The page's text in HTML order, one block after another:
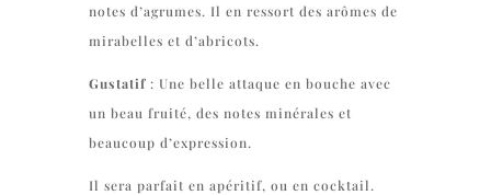
notes d’agrumes. Il en ressort des arômes de
mirabelles et d’abricots.
Gustatif: Une belle attaque en bouche avec
un beau fruité, des notes minérales et
beaucoup d’expression.
Il sera parfait en apéritif, ou en cocktail.